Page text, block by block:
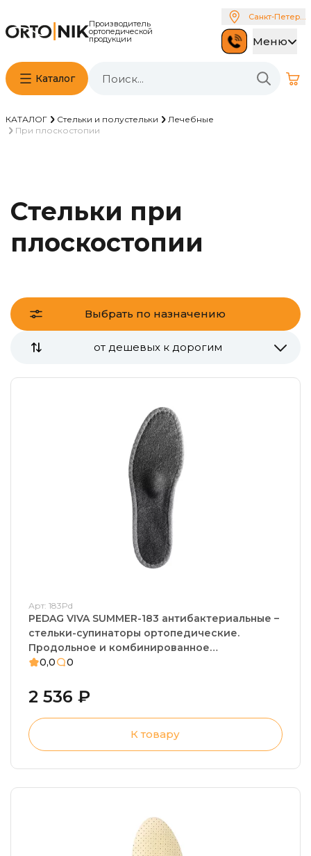
Производитель
ортопедической
продукции
Санкт-
Меню
Каталог
КАТАЛОГ Стельки и полустельки
Лечебные
При плоскостопии
Стельки при
плоскостопии
Выбрать по назначению
от дешевых к дорогим
Арт: 183Pd
PEDAG VIVA SUMMER-183 антибактериальные –
стельки-супинаторы ортопедические.
Продольное и комбинированное
плоскостопие, пяточная шпора, плантарный
0,0 0
2 536 ₽
К товару